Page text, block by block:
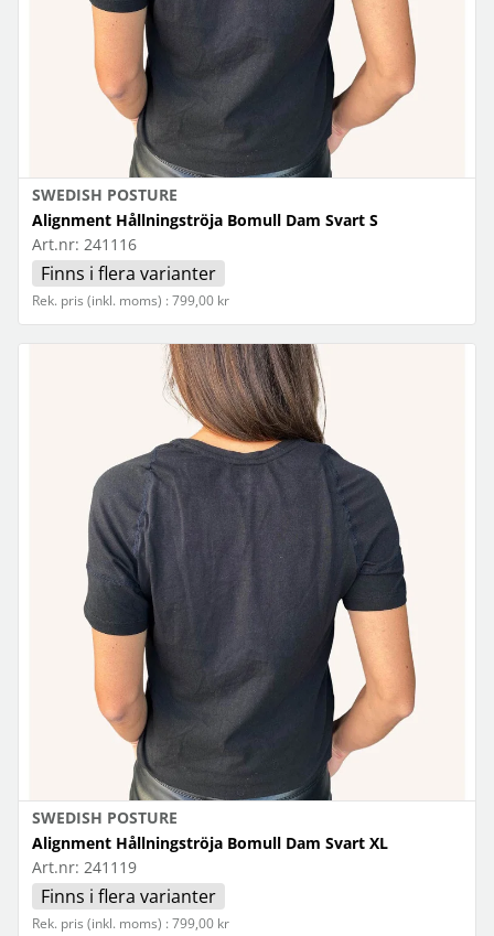
SWEDISH POSTURE
Alignment Hållningströja Bomull Dam Svart S
Art.nr: 241116
Finns i flera varianter
Rek. pris (inkl. moms) : 799,00 kr
SWEDISH POSTURE
Alignment Hållningströja Bomull Dam Svart XL
Art.nr: 241119
Finns i flera varianter
Rek. pris (inkl. moms) : 799,00 kr